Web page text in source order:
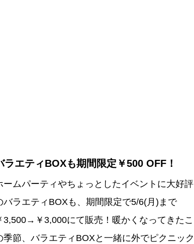
ラエティBOXも期間限定￥500 OFF！
ームパーティやちょっとしたイベントに大好評
バラエティBOXも、期間限定で5/6(月)まで
3,500→￥3,000にて販売！暖かくなってきたこ
季節、バラエティBOXと一緒に外でピクニック